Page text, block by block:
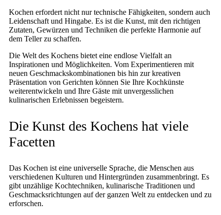
Kochen erfordert nicht nur technische Fähigkeiten, sondern auch
Leidenschaft und Hingabe. Es ist die Kunst, mit den richtigen
Zutaten, Gewürzen und Techniken die perfekte Harmonie auf
dem Teller zu schaffen.
Die Welt des Kochens bietet eine endlose Vielfalt an
Inspirationen und Möglichkeiten. Vom Experimentieren mit
neuen Geschmackskombinationen bis hin zur kreativen
Präsentation von Gerichten können Sie Ihre Kochkünste
weiterentwickeln und Ihre Gäste mit unvergesslichen
kulinarischen Erlebnissen begeistern.
Die Kunst des Kochens hat viele
Facetten
Das Kochen ist eine universelle Sprache, die Menschen aus
verschiedenen Kulturen und Hintergründen zusammenbringt. Es
gibt unzählige Kochtechniken, kulinarische Traditionen und
Geschmacksrichtungen auf der ganzen Welt zu entdecken und zu
erforschen.